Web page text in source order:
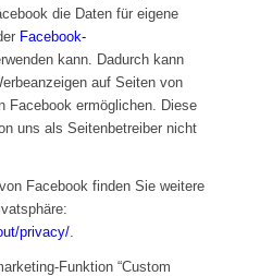
die Daten für eigene
Facebook-
kann. Dadurch kann
auf Seiten von
Facebook ermöglichen. Diese
uns als Seitenbetreiber nicht
Facebook finden Sie weitere
privacy/.
Funktion “Custom